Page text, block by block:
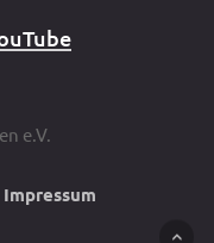
e.V.
Impressum